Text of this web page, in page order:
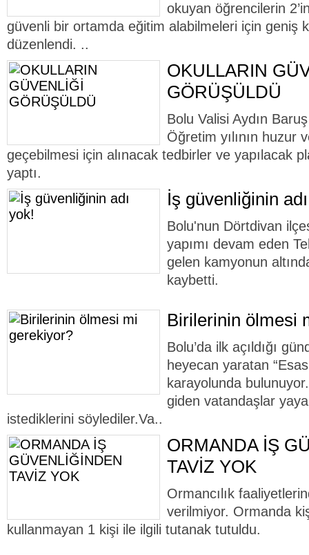
okuyan öğrencilerin
güvenli bir ortamda eğitim alabilmeleri için geniş
düzenlendi. ..
OKULLARIN
GÖRÜŞÜLDÜ
Bolu Valisi Aydın
Öğretim yılının huzur
geçebilmesi için alınacak tedbirler ve yapılacak
yaptı.
İş güvenliğinin
Bolu'nun Dörtdivan
yapımı devam eden
gelen kamyonun
kaybetti.
Birilerinin ölmesi
Bolu’da ilk açıldığı
heyecan yaratan
karayolunda
giden vatandaşlar
istediklerini söylediler.Va..
ORMANDA İŞ
TAVİZ YOK
Ormancılık
verilmiyor. Ormanda
kullanmayan 1 kişi ile ilgili tutanak tutuldu.